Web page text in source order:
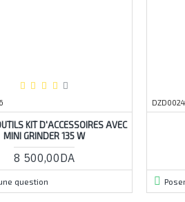
KIT D'ACCESSOIRES AVEC
MINI GRINDER 135 W
8 500,00DA
question